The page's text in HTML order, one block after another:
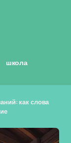
школа
как слова